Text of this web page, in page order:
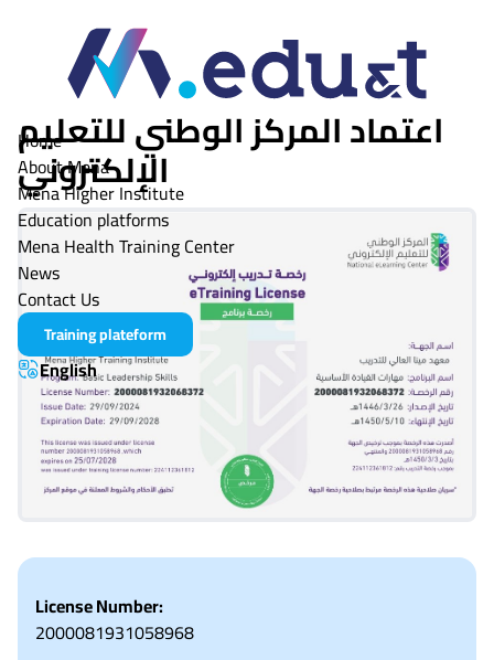
Mena Tech
Home
About Mena
Mena Higher Institute
Education platforms
Mena Health Training Center
News
Contact Us
Training plateform
English
اعتماد المركز الوطني للتعليم
الإلكتروني
License Number:
2000081931058968